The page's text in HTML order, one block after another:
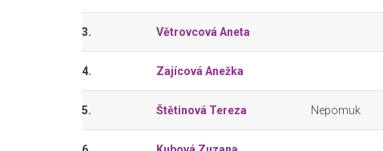
3. Větrovcová Aneta
4. Zajícová Anežka
5. Štětinová Tereza Nepomuk